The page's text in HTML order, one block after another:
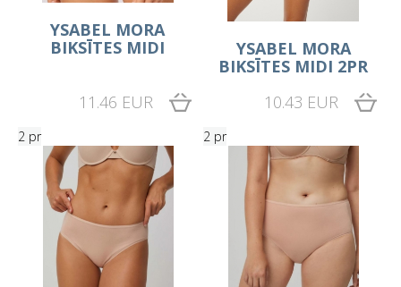
YSABEL MORA
BIKSĪTES MIDI
11.46 EUR
YSABEL MORA
BIKSĪTES MIDI 2PR
10.43 EUR
2 pr 2 pr